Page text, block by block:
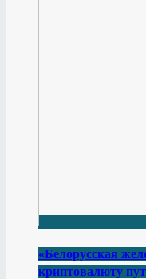
«Белорусская
криптовалюту